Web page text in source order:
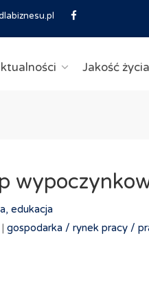
Jakość życia
edukacja
| gospodarka / rynek pracy /